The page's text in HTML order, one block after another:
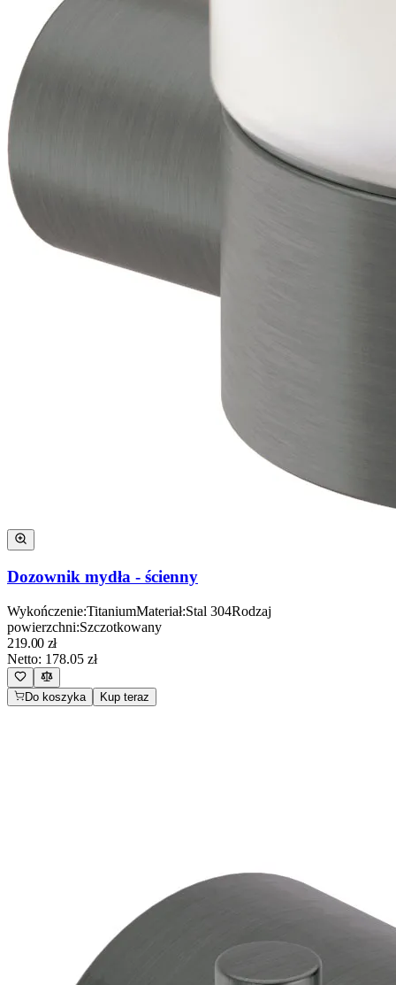
Dozownik mydła - ścienny
Wykończenie:TitaniumMateriał:Stal 304Rodzaj
powierzchni:Szczotkowany
219.00 zł
Netto: 178.05 zł
Do koszyka Kup teraz